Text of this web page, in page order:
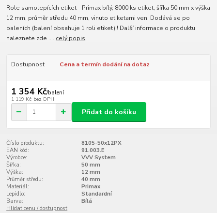
Role samolepících etiket - Primax bílý, 8000 ks etiket, šířka 50 mm x výška
12 mm, průměr středu 40 mm, vinuto etiketami ven. Dodává se po
baleních (balení obsahuje 1 roli etiket) ! Další informace o produktu
naleznete zde .... celý popis
Dostupnost Cena a termín dodání na dotaz
1 354 Kč/balení
1 119 Kč bez DPH
Přidat do košíku
Číslo produktu:
8105-50x12PX
EAN kód:
91.003.E
Výrobce:
VVV System
Šířka:
50 mm
Výška:
12 mm
Průměr středu:
40 mm
Materiál:
Primax
Lepidlo:
Standardní
Barva:
Bílá
Hlídat cenu / dostupnost